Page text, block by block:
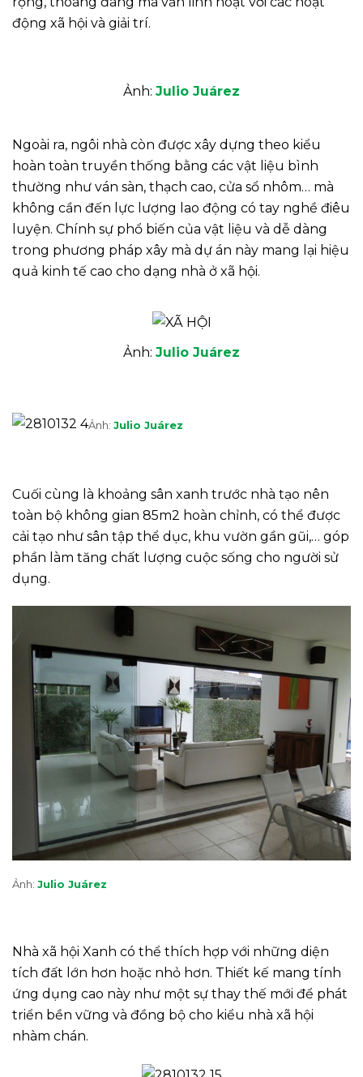
động xã hội và giải trí.
Ảnh: Julio Juárez
Ngoài ra, ngôi nhà còn được xây dựng theo kiểu
hoàn toàn truyền thống bằng các vật liệu bình
thường như ván sàn, thạch cao, cửa sổ nhôm… mà
không cần đến lực lượng lao động có tay nghề điêu
luyện. Chính sự phổ biến của vật liệu và dễ dàng
trong phương pháp xây mà dự án này mang lại hiệu
quả kinh tế cao cho dạng nhà ở xã hội.
Ảnh: Julio Juárez
Ảnh: Julio Juárez
Cuối cùng là khoảng sân xanh trước nhà tạo nên
toàn bộ không gian 85m2 hoàn chỉnh, có thể được
cải tạo như sân tập thể dục, khu vườn gần gũi,… góp
phần làm tăng chất lượng cuộc sống cho người sử
dụng.
Ảnh: Julio Juárez
Nhà xã hội Xanh có thể thích hợp với những diện
tích đất lớn hơn hoặc nhỏ hơn. Thiết kế mang tính
ứng dụng cao này như một sự thay thế mới để phát
triển bền vững và đồng bộ cho kiểu nhà xã hội
nhàm chán.